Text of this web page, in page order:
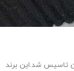
در میلان تاسیس شد.این برند